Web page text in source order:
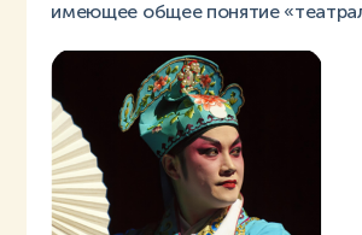
имеющее общее понятие